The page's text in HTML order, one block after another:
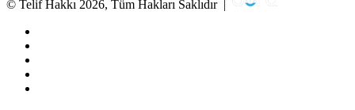
© Telif Hakkı 2026, Tüm Hakları Saklıdır |